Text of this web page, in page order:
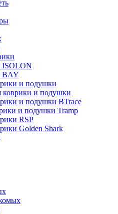
ISOLON
BAY
и подушки
и подушки
и подушки BTrace
и подушки Tramp
RSP
Golden Shark